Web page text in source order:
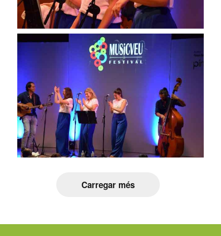
Carregar més